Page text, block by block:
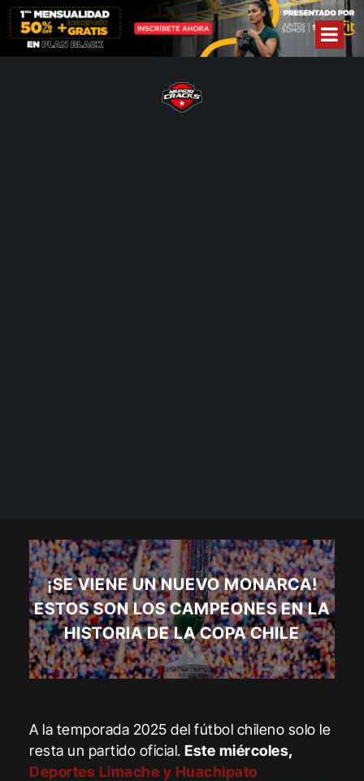
¡SE VIENE UN NUEVO MONARCA!
ESTOS SON LOS CAMPEONES EN LA
HISTORIA DE LA COPA CHILE
A la temporada 2025 del fútbol chileno solo le
resta un partido oficial.Este miércoles,
Deportes Limache y Huachipato